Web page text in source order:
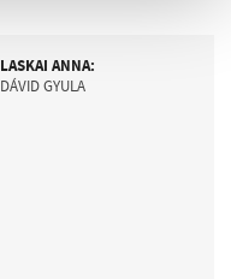
LASKAI ANNA:
DÁVID GYULA